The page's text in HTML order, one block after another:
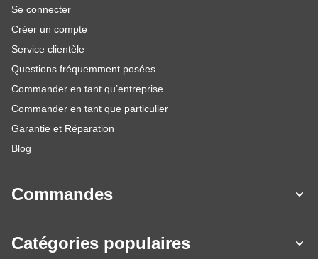
Se connecter
Créer un compte
Service clientèle
Questions fréquemment posées
Commander en tant qu’entreprise
Commander en tant que particulier
Garantie et Réparation
Blog
Commandes
Catégories populaires